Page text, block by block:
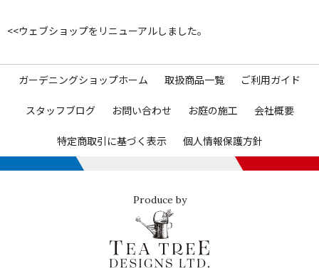
<<ウェブショップをリニューアルしました。
ガーデニングショップホーム 取扱商品一覧 ご利用ガイド
スタッフブログ お問い合わせ お庭の施工 会社概要
特定商取引に基づく表示 個人情報保護方針
Produce by